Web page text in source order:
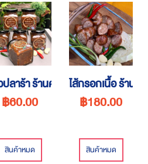
ปลาร้า ร้านครัวคุณยาย
฿60.00
สินค้าหมด
ไส้กรอกเนื้อ ร้าน
฿180.00
สินค้าหมด